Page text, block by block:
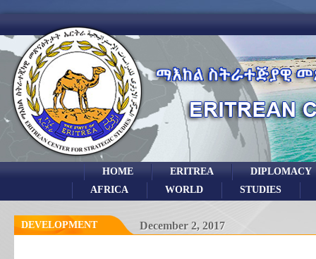
DIPLOMACY
ERITREA
HOME
STUDIES
WORLD
AFRICA
DEVELOPMENT December 2, 2017